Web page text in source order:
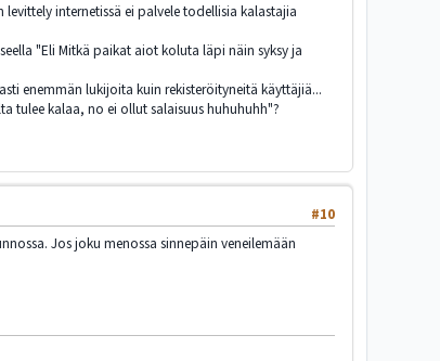
internetissä ei palvele todellisia kalastajia
"Eli Mitkä paikat aiot koluta läpi näin syksy ja
enemmän lukijoita kuin rekisteröityneitä käyttäjiä...
tulee kalaa, no ei ollut salaisuus huhuhuhh"?
#10
Jos joku menossa sinnepäin veneilemään